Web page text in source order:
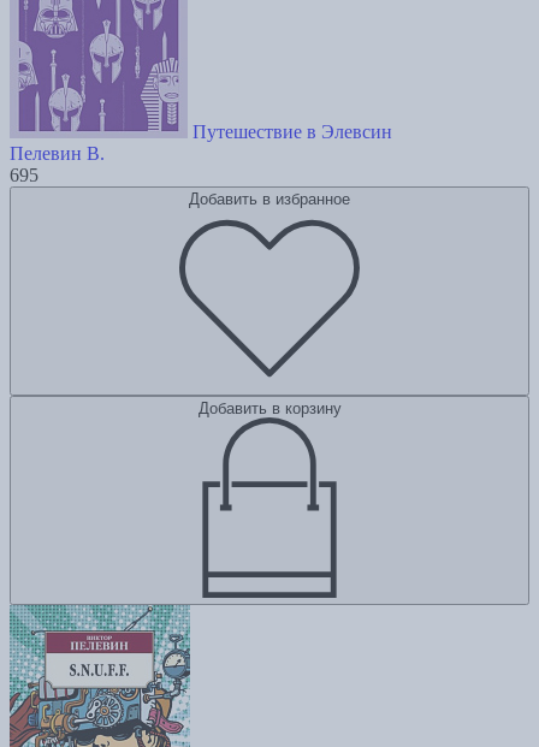
Путешествие в Элевсин
Пелевин В.
695
Добавить в избранное
Добавить в корзину